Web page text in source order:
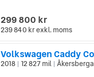
299 800 kr
239 840 krexkl. moms
2018 12 827 mil Åkersberga